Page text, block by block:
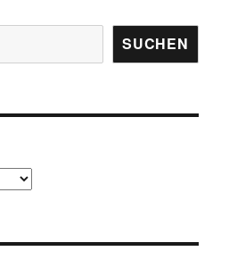
SUCHEN